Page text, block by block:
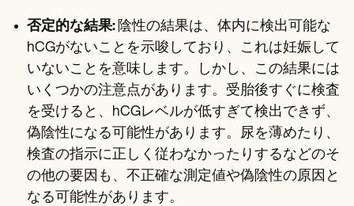
否定的な結果: 陰性の結果は、体内に検出可能な
hCGがないことを示唆しており、これは妊娠して
いないことを意味します。しかし、この結果には
いくつかの注意点があります。受胎後すぐに検査
を受けると、hCGレベルが低すぎて検出できず、
偽陰性になる可能性があります。尿を薄めたり、
検査の指示に正しく従わなかったりするなどのそ
の他の要因も、不正確な測定値や偽陰性の原因と
なる可能性があります。